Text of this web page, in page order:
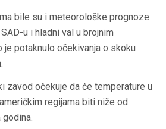
bile su i meteorološke prognoze
u i hladni val u brojnim
je potaknulo očekivanja o skoku
zavod očekuje da će temperature u
regijama biti niže od